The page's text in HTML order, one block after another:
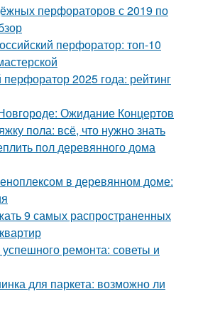
перфораторов с 2019 по
перфоратор: топ-10
2025 года: рейтинг
Ожидание Концертов
пола: всё, что нужно знать
пол деревянного дома
в деревянном доме:
9 самых распространенных
ремонта: советы и
для паркета: возможно ли